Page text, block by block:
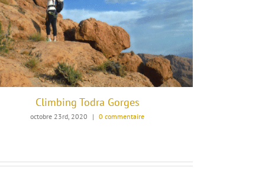
Climbing Todra Gorges
octobre 23rd, 2020 | 0 commentaire